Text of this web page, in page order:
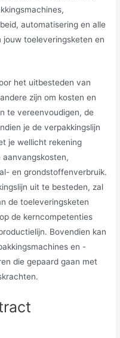
automatisering en alle
jouw toeleveringsketen en
het uitbesteden van
zijn om kosten en
te vereenvoudigen, de
je de verpakkingslijn
je wellicht rekening
en grondstoffenverbruik.
uit te besteden, zal
de toeleveringsketen
de kerncompetenties
Bovendien kan
en -
die gepaard gaan met